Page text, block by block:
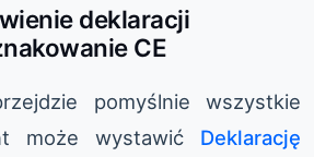
deklaracji
CE
pomyślnie wszystkie
może wystawić Deklarację